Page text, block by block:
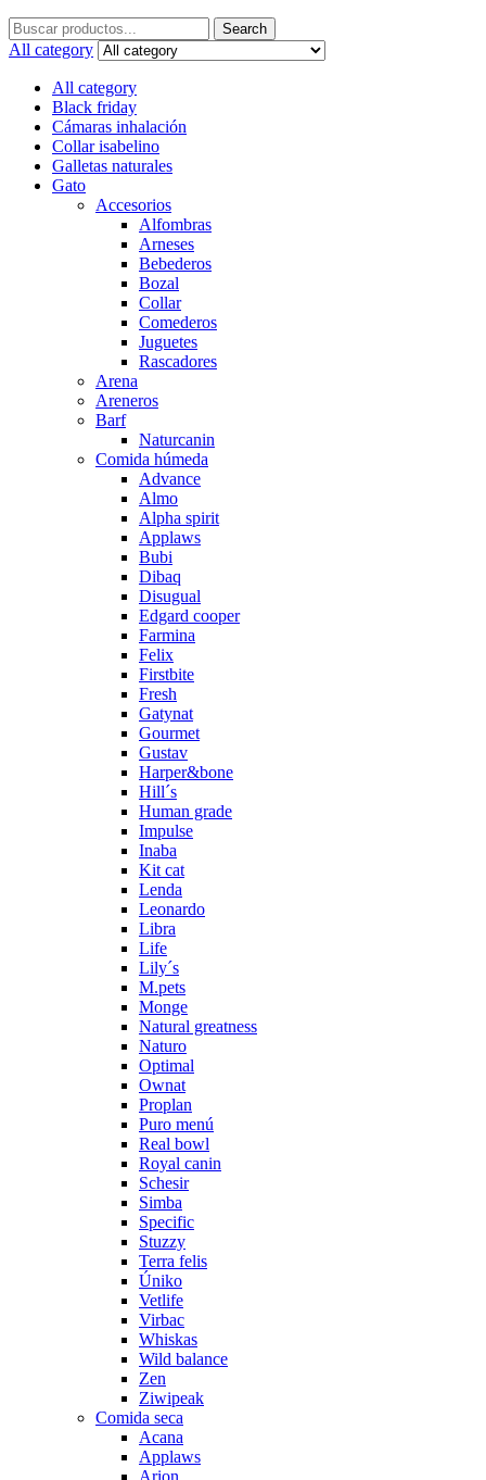
Search
for:
Search
All category
All category
Black friday
Cámaras inhalación
Collar isabelino
Galletas naturales
Gato
Accesorios
Alfombras
Arneses
Bebederos
Bozal
Collar
Comederos
Juguetes
Rascadores
Arena
Areneros
Barf
Naturcanin
Comida húmeda
Advance
Almo
Alpha spirit
Applaws
Bubi
Dibaq
Disugual
Edgard cooper
Farmina
Felix
Firstbite
Fresh
Gatynat
Gourmet
Gustav
Harper&bone
Hill´s
Human grade
Impulse
Inaba
Kit cat
Lenda
Leonardo
Libra
Life
Lily´s
M.pets
Monge
Natural greatness
Naturo
Optimal
Ownat
Proplan
Puro menú
Real bowl
Royal canin
Schesir
Simba
Specific
Stuzzy
Terra felis
Úniko
Vetlife
Virbac
Whiskas
Wild balance
Zen
Ziwipeak
Comida seca
Acana
Applaws
Arion